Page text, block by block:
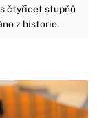
čtyřicet stupňů
z historie.